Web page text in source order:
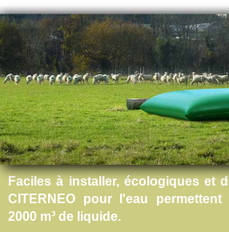
Faciles à installer, écologiques et
CITERNEO pour l'eau
2000 m³ de liquide.